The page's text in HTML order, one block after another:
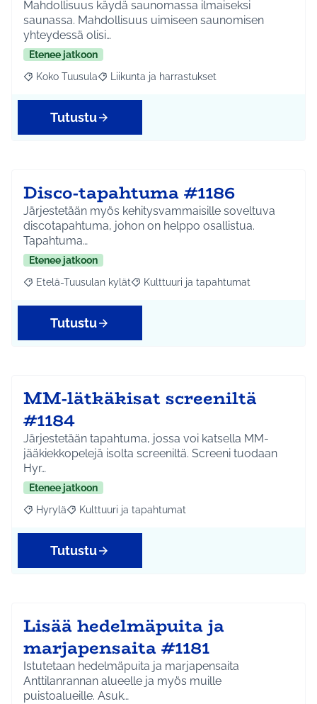
Mahdollisuus käydä saunomassa ilmaiseksi
saunassa. Mahdollisuus uimiseen saunomisen
yhteydessä olisi…
Etenee jatkoon
Rajaa tulokset aihepiirin mukaan: Koko Tuusula
Koko Tuusula Rajaa tulokset teeman mukaan: Liikunta ja
Liikunta ja harrastukset
Tutustu
Disco-tapahtuma #1186
Järjestetään myös kehitysvammaisille soveltuva
discotapahtuma, johon on helppo osallistua.
Tapahtuma…
Etenee jatkoon
Rajaa tulokset aihepiirin mukaan: Etelä-Tuusulan kylät
Etelä-Tuusulan kylät Rajaa tulokset teeman mukaan:
Kulttuuri ja tapahtumat
Tutustu
MM-lätkäkisat screeniltä
#1184
Järjestetään tapahtuma, jossa voi katsella MM-
jääkiekkopelejä isolta screeniltä. Screeni tuodaan
Hyr…
Etenee jatkoon
Rajaa tulokset aihepiirin mukaan: Hyrylä
Hyrylä Rajaa tulokset teeman mukaan: Kulttuuri ja
Kulttuuri ja tapahtumat
Tutustu
Lisää hedelmäpuita ja
marjapensaita #1181
Istutetaan hedelmäpuita ja marjapensaita
Anttilanrannan alueelle ja myös muille
puistoalueille. Asuk…